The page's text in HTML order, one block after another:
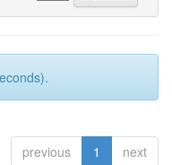
previous 1 next